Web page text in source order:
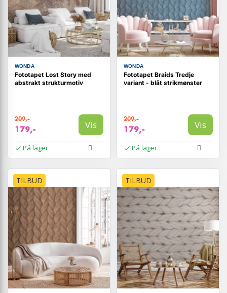
WONDA
Fototapet Lost Story med
abstrakt strukturmotiv
209,-
179,- Vis
På lager
WONDA
Fototapet Braids Tredje
variant - blåt strikmønster
209,-
179,- Vis
På lager
TILBUD TILBUD